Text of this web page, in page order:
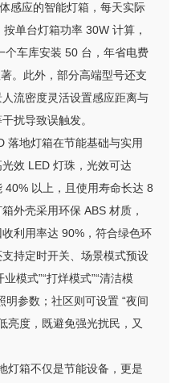
感应的智能灯箱，每天实际
单台灯箱功率 30W 计算，
个车库安装 50 台，年省电费
。此外，部分高端型号还支
流密度灵活设置感应距离与
扰导致误触发。
落地灯箱在节能基础与实用
效 LED 灯珠，光效可达
以上，且使用寿命长达 8
外壳采用环保 ABS 材质，
利用率达 90%，符合绿色环
持定时开关、场景模式预设
模式”“打烊模式”“清洁模
明参数；社区则可设置 “夜间
亮度，既避免强光扰民，又
灯箱不仅是节能设备，更是